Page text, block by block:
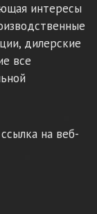
интересы
дилерские
все
на веб-